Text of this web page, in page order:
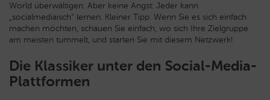
World überwältigen. Aber keine Angst: Jeder kann
„socialmediaisch“ lernen. Kleiner Tipp: Wenn Sie es sich einfach
machen möchten, schauen Sie einfach, wo sich Ihre Zielgruppe
am meisten tummelt, und starten Sie mit diesem Netzwerk!
Die Klassiker unter den Social-Media-
Plattformen